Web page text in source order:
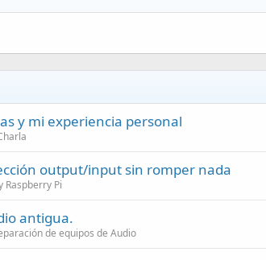
y mi experiencia personal
output/input sin romper nada
Raspberry Pi
antigua.
de equipos de Audio